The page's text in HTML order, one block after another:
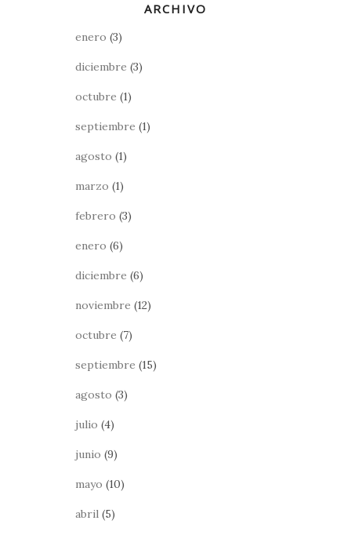
ARCHIVO
enero (3)
diciembre (3)
octubre (1)
septiembre (1)
agosto (1)
marzo (1)
febrero (3)
enero (6)
diciembre (6)
noviembre (12)
octubre (7)
septiembre (15)
agosto (3)
julio (4)
junio (9)
mayo (10)
abril (5)